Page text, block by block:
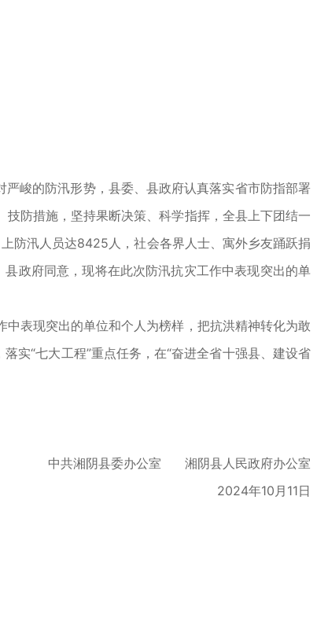
峻的防汛形势，县委、县政府认真落实省市防指部署
防措施，坚持果断决策、科学指挥，全县上下团结一
防汛人员达8425人，社会各界人士、寓外乡友踊跃捐
政府同意，现将在此次防汛抗灾工作中表现突出的单
表现突出的单位和个人为榜样，把抗洪精神转化为敢
实“七大工程”重点任务，在“奋进全省十强县、建设省
中共湘阴县委办公室 湘阴县人民政府办公室
2024年10月11日